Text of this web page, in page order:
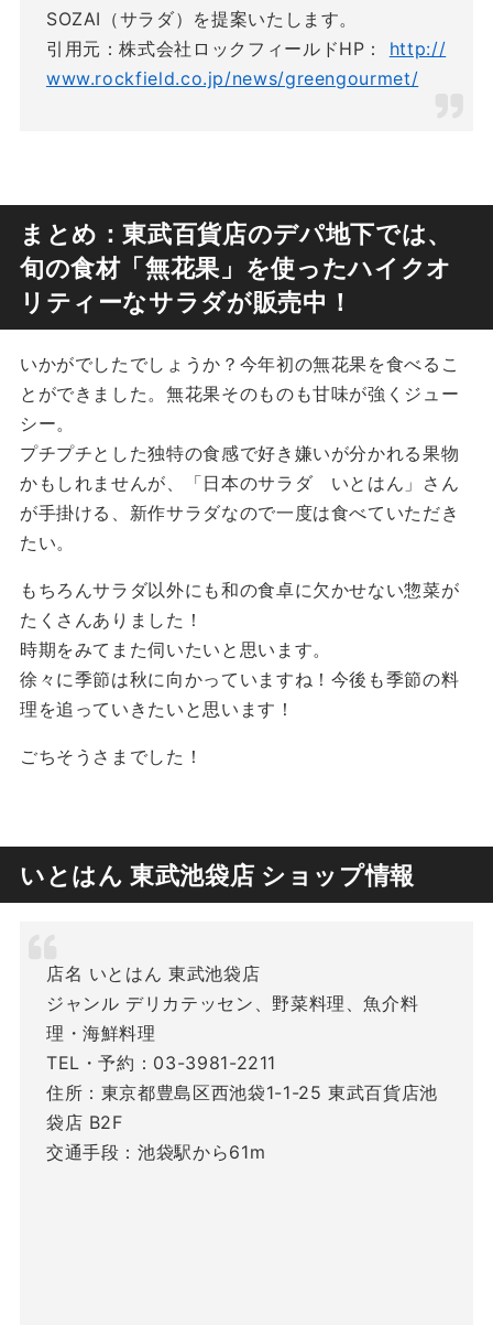
SOZAI（サラダ）を提案いたします。
引用元：株式会社ロックフィールドHP： http://
www.rockfield.co.jp/news/greengourmet/
まとめ：東武百貨店のデパ地下では、
旬の食材「無花果」を使ったハイクオ
リティーなサラダが販売中！
いかがでしたでしょうか？今年初の無花果を食べるこ
とができました。無花果そのものも甘味が強くジュー
シー。
プチプチとした独特の食感で好き嫌いが分かれる果物
かもしれませんが、「日本のサラダ いとはん」さん
が手掛ける、新作サラダなので一度は食べていただき
たい。
もちろんサラダ以外にも和の食卓に欠かせない惣菜が
たくさんありました！
時期をみてまた伺いたいと思います。
徐々に季節は秋に向かっていますね！今後も季節の料
理を追っていきたいと思います！
ごちそうさまでした！
いとはん 東武池袋店 ショップ情報
店名 いとはん 東武池袋店
ジャンル デリカテッセン、野菜料理、魚介料
理・海鮮料理
TEL・予約：03-3981-2211
住所：東京都豊島区西池袋1-1-25 東武百貨店池
袋店 B2F
交通手段：池袋駅から61m